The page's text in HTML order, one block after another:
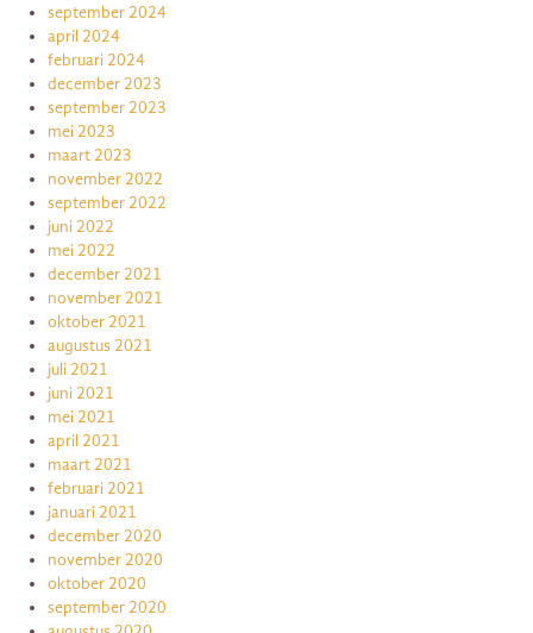
september 2024
april 2024
februari 2024
december 2023
september 2023
mei 2023
maart 2023
november 2022
september 2022
juni 2022
mei 2022
december 2021
november 2021
oktober 2021
augustus 2021
juli 2021
juni 2021
mei 2021
april 2021
maart 2021
februari 2021
januari 2021
december 2020
november 2020
oktober 2020
september 2020